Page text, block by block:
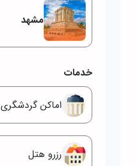
مشهد
خدمات
اماکن گردشگری
رزرو هتل